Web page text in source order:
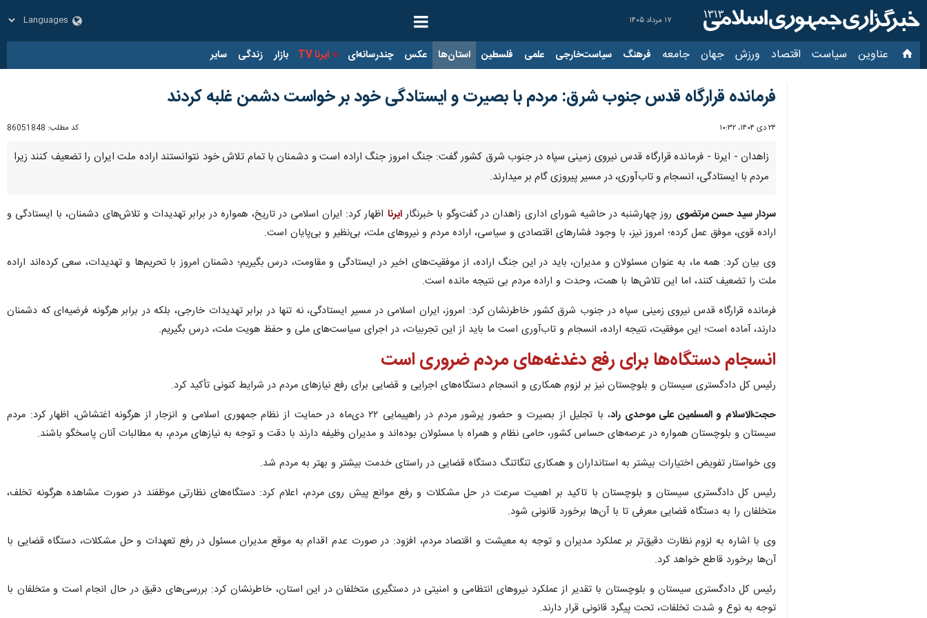
۱۷ مرداد ۱۴۰۵
عناوین‌ سیاست اقتصاد ورزش جهان جامعه فرهنگ سیاست‌خارجی علمی فلسطین استان‌ها عکس چندرسانه‌ای ایرنا TV بازار زندگی سایر
فرمانده قرارگاه قدس جنوب شرق: مردم با بصیرت و ایستادگی خود بر خواست دشمن غلبه کردند
۲۴ دی ۱۴۰۴، ۱۰:۳۲ کد مطلب: 86051848
زاهدان - ایرنا - فرمانده قرارگاه قدس نیروی زمینی سپاه در جنوب شرق کشور گفت: جنگ امروز جنگ اراده است و دشمنان با تمام تلاش خود نتوانستند اراده ملت ایران را تضعیف کنند زیرا
مردم با ایستادگی، انسجام و تاب‌آوری، در مسیر پیروزی گام بر میدارند.
سردار سید حسن مرتضوی روز چهارشنبه در حاشیه شورای اداری زاهدان در گفت‌وگو با خبرنگارایرنا اظهار کرد: ایران اسلامی در تاریخ، همواره در برابر تهدیدات و تلاش‌های دشمنان، با ایستادگی و
اراده قوی، موفق عمل کرده؛ امروز نیز، با وجود فشارهای اقتصادی و سیاسی، اراده مردم و نیروهای ملت، بی‌نظیر و بی‌پایان است.
وی بیان کرد: همه ما، به عنوان مسئولان و مدیران، باید در این جنگ اراده، از موفقیت‌های اخیر در ایستادگی و مقاومت، درس بگیریم؛ دشمنان امروز با تحریم‌ها و تهدیدات، سعی کرده‌اند اراده
ملت را تضعیف کنند، اما این تلاش‌ها با همت، وحدت و اراده مردم بی نتیجه مانده است.
فرمانده قرارگاه قدس نیروی زمینی سپاه در جنوب شرق کشور خاطرنشان کرد: امروز، ایران اسلامی در مسیر ایستادگی، نه تنها در برابر تهدیدات خارجی، بلکه در برابر هرگونه فرضیه‌ای که دشمنان
دارند، آماده است؛ این موفقیت، نتیجه اراده، انسجام و تاب‌آوری است ما باید از این تجربیات، در اجرای سیاست‌های ملی و حفظ هویت ملت، درس بگیریم.
انسجام دستگاه‌ها برای رفع دغدغه‌های مردم ضروری است
رئیس کل دادگستری سیستان و بلوچستان نیز بر لزوم همکاری و انسجام دستگاه‌های اجرایی و قضایی برای رفع نیازهای مردم در شرایط کنونی تأکید کرد.
حجت‌الاسلام و المسلمین علی موحدی راد
، با تجلیل از بصیرت و حضور پرشور مردم در راهپیمایی ۲۲ دی‌ماه در حمایت از نظام جمهوری اسلامی و انزجار از هرگونه اغتشاش، اظهار کرد: مردم
سیستان و بلوچستان همواره در عرصه‌های حساس کشور، حامی نظام و همراه با مسئولان بوده‌اند و مدیران وظیفه دارند با دقت و توجه به نیازهای مردم، به مطالبات آنان پاسخگو باشند.
وی خواستار تفویض اختیارات بیشتر به استانداران و همکاری تنگاتنگ دستگاه قضایی در راستای خدمت بیشتر و بهتر به مردم شد.
رئیس کل دادگستری سیستان و بلوچستان با تاکید بر اهمیت سرعت در حل مشکلات و رفع موانع پیش روی مردم، اعلام کرد: دستگاه‌های نظارتی موظفند در صورت مشاهده هرگونه تخلف،
متخلفان را به دستگاه قضایی معرفی تا با آن‌ها برخورد قانونی شود.
وی با اشاره به لزوم نظارت دقیق‌تر بر عملکرد مدیران و توجه به معیشت و اقتصاد مردم، افزود: در صورت عدم اقدام به موقع مدیران مسئول در رفع تعهدات و حل مشکلات، دستگاه قضایی با
آن‌ها برخورد قاطع خواهد کرد.
رئیس کل دادگستری سیستان و بلوچستان با تقدیر از عملکرد نیروهای انتظامی و امنیتی در دستگیری متخلفان در این استان، خاطرنشان کرد: بررسی‌های دقیق در حال انجام است و متخلفان با
توجه به نوع و شدت تخلفات، تحت پیگرد قانونی قرار دارند.